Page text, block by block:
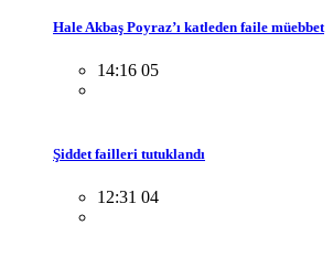
Hale Akbaş Poyraz’ı katleden faile müebbet
14:16 05
Şiddet failleri tutuklandı
12:31 04